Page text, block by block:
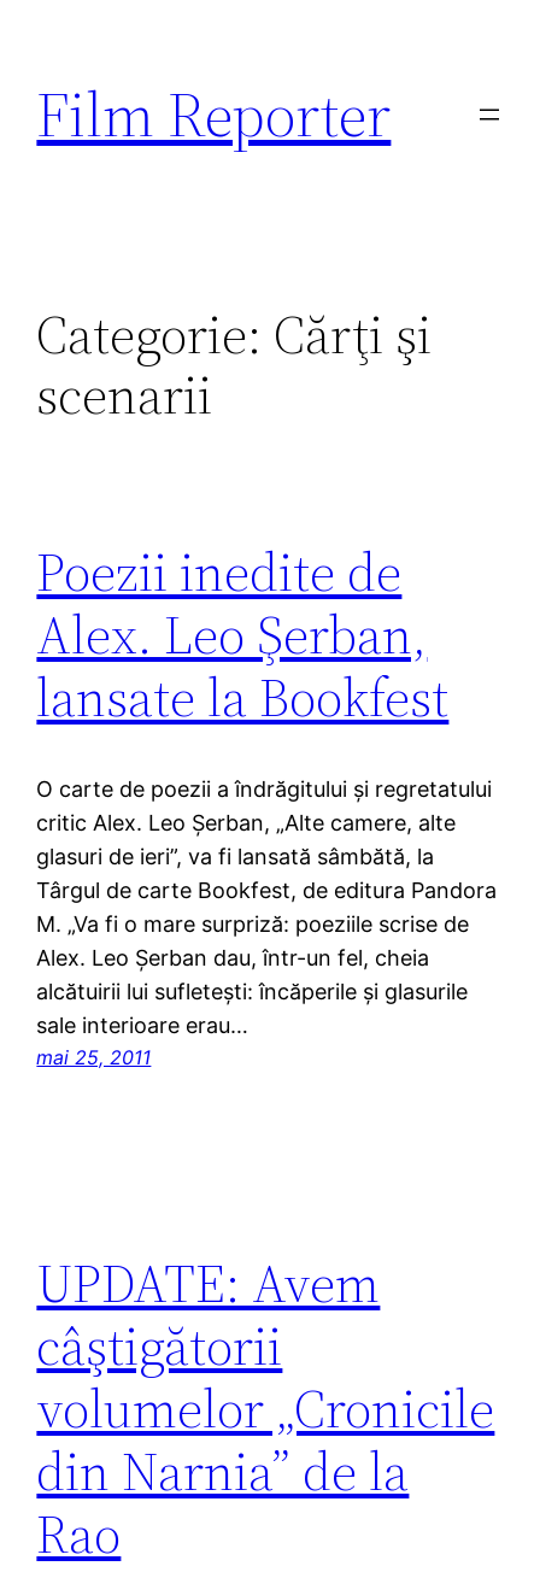
conținut
Film Reporter
Categorie: Cărţi şi
scenarii
Poezii inedite de
Alex. Leo Şerban,
lansate la Bookfest
O carte de poezii a îndrăgitului şi regretatului
critic Alex. Leo Şerban, „Alte camere, alte
glasuri de ieri”, va fi lansată sâmbătă, la
Târgul de carte Bookfest, de editura Pandora
M. „Va fi o mare surpriză: poeziile scrise de
Alex. Leo Şerban dau, într-un fel, cheia
alcătuirii lui sufleteşti: încăperile şi glasurile
sale interioare erau…
mai 25, 2011
UPDATE: Avem
câştigătorii
volumelor „Cronicile
din Narnia” de la
Rao